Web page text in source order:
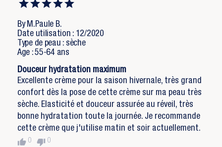
By M.Paule B.
Date utilisation : 12/2020
Type de peau : sèche
Age : 55-64 ans
Douceur hydratation maximum
Excellente crème pour la saison hivernale, très grand
confort dès la pose de cette crème sur ma peau très
sèche. Elasticité et douceur assurée au réveil, très
bonne hydratation toute la journée. Je recommande
cette crème que j'utilise matin et soir actuellement.
thumb_up 0 thumb_down 0